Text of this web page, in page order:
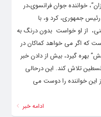
خواننده جوان فرانسوی،در
رئیس جمهوری، کرد و، با
از او خواست بدون درنگ به
که اگر می خواهد کماکان در
بهره گیرد، بیش از دادن خبر
تلاش کند. این درحالی
این خواننده را دوست می
ادامه خبر